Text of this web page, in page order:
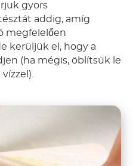
gyors
addig, amíg
megfelelően
kerüljük el, hogy a
(ha mégis, öblítsük le